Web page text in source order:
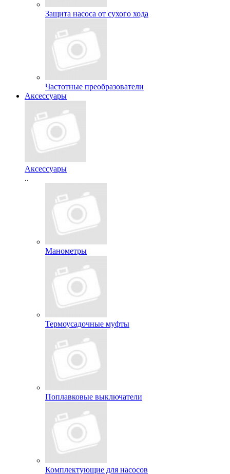
Защита насоса от сухого хода
Частотные преобразователи
Аксессуары
Аксессуары
..
Манометры
Термоусадочные муфты
Поплавковые выключатели
Комплектующие для насосов